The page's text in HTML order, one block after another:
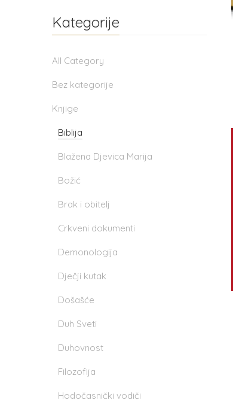
Kategorije
All Category
Bez kategorije
Knjige
Biblija
Blažena Djevica Marija
Božić
Brak i obitelj
Crkveni dokumenti
Demonologija
Dječji kutak
Došašće
Duh Sveti
Duhovnost
Filozofija
Hodočasnički vodiči